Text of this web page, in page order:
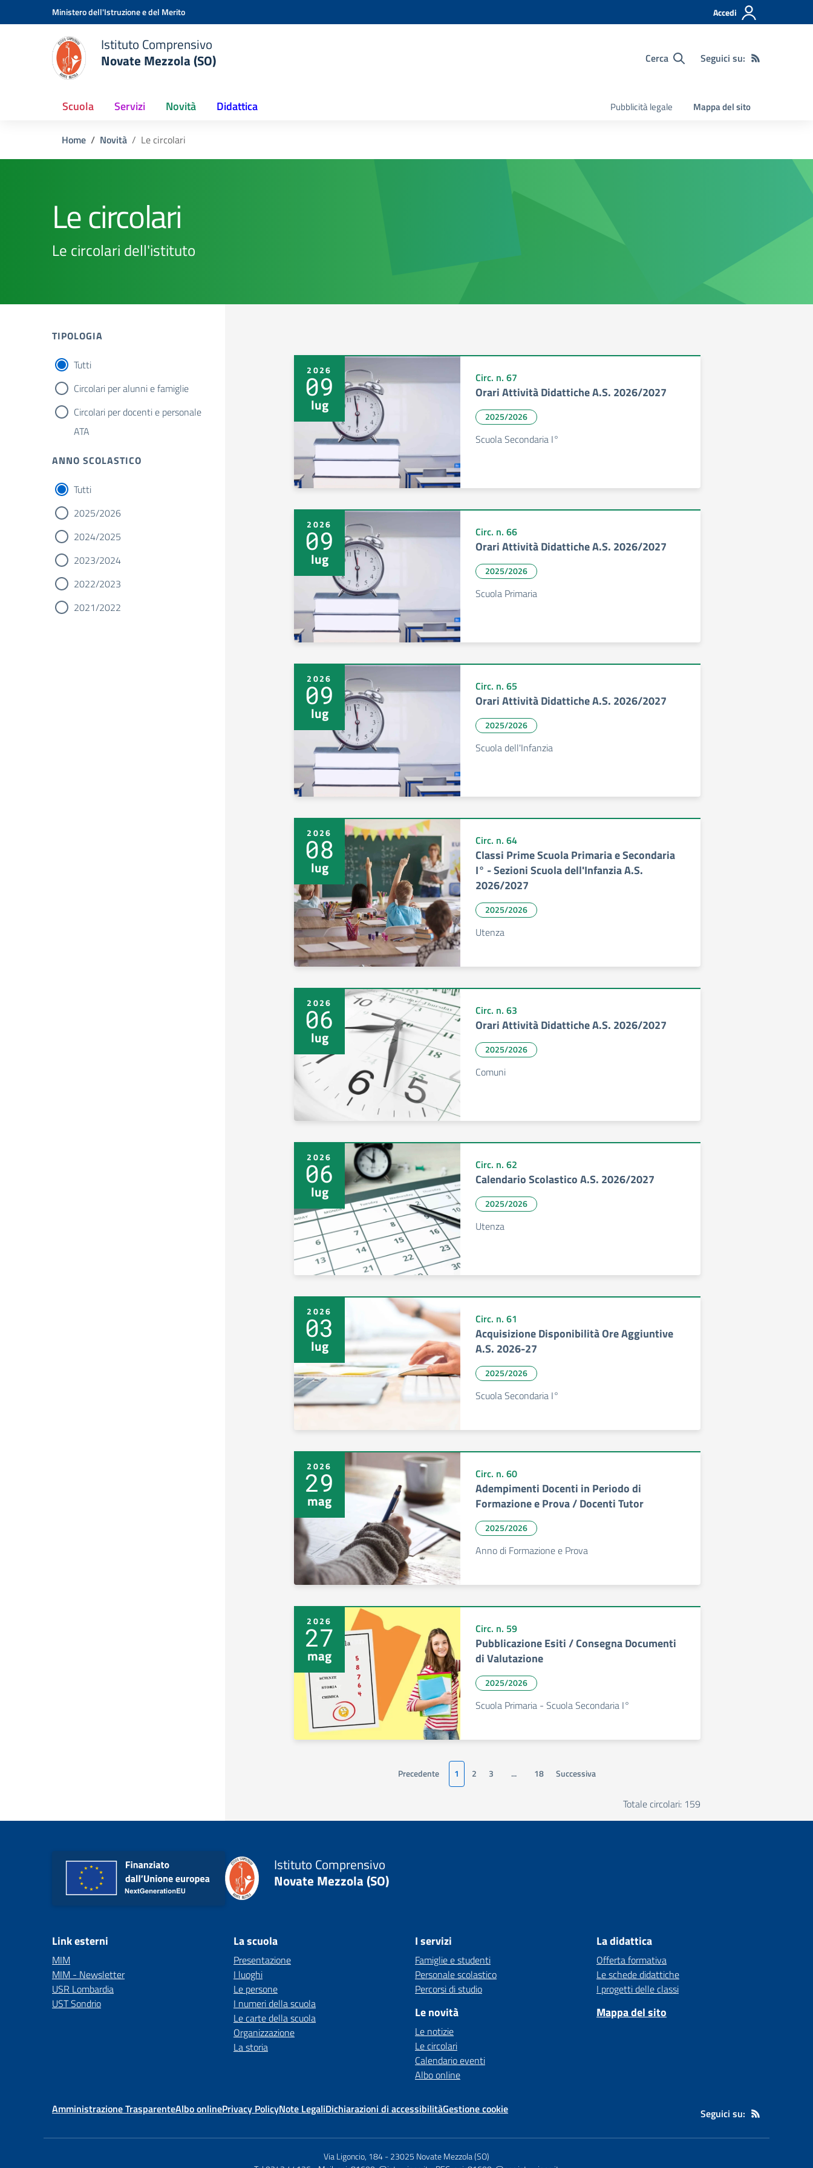
Vai ai contenuti
Vai al menu di navigazioneMinistero dell'Istruzione e del Merito Accedi
Istituto Comprensivo
Novate Mezzola (SO)
Cerca Seguici su:
Scuola Servizi Novità Didattica Pubblicità legale Mappa del sito
Home Novità Le circolari
Le circolari
Le circolari dell'istituto
TIPOLOGIA
Tutti
Circolari per alunni e famiglie
Circolari per docenti e personale
ATA
ANNO SCOLASTICO
Tutti
2025/2026
2024/2025
2023/2024
2022/2023
2021/2022
2026
09
lug
Circ. n. 67
Orari Attività Didattiche A.S. 2026/2027
2025/2026
Scuola Secondaria I°
2026
09
lug
Circ. n. 66
Orari Attività Didattiche A.S. 2026/2027
2025/2026
Scuola Primaria
2026
09
lug
Circ. n. 65
Orari Attività Didattiche A.S. 2026/2027
2025/2026
Scuola dell'Infanzia
2026
08
lug
Circ. n. 64
Classi Prime Scuola Primaria e Secondaria
I° - Sezioni Scuola dell'Infanzia A.S.
2026/2027
2025/2026
Utenza
2026
06
lug
Circ. n. 63
Orari Attività Didattiche A.S. 2026/2027
2025/2026
Comuni
2026
06
lug
Circ. n. 62
Calendario Scolastico A.S. 2026/2027
2025/2026
Utenza
2026
03
lug
Circ. n. 61
Acquisizione Disponibilità Ore Aggiuntive
A.S. 2026-27
2025/2026
Scuola Secondaria I°
2026
29
mag
Circ. n. 60
Adempimenti Docenti in Periodo di
Formazione e Prova / Docenti Tutor
2025/2026
Anno di Formazione e Prova
2026
27
mag
Circ. n. 59
Pubblicazione Esiti / Consegna Documenti
di Valutazione
2025/2026
Scuola Primaria - Scuola Secondaria I°
Precedente 1 2 3 ... 18 Successiva
Totale circolari: 159
Istituto Comprensivo
Novate Mezzola (SO)
Link esterni
MIM
MIM - Newsletter
USR Lombardia
UST Sondrio
La scuola
Presentazione
I luoghi
Le persone
I numeri della scuola
Le carte della scuola
Organizzazione
La storia
I servizi
Famiglie e studenti
Personale scolastico
Percorsi di studio
Le novità
Le notizie
Le circolari
Calendario eventi
Albo online
La didattica
Offerta formativa
Le schede didattiche
I progetti delle classi
Mappa del sito
Amministrazione TrasparenteAlbo onlinePrivacy PolicyNote LegaliDichiarazioni di accessibilitàGestione cookie Seguici su:
Via Ligoncio, 184-23025 Novate Mezzola (SO)